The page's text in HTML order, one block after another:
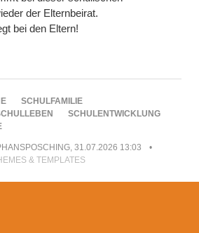
der Elternbeirat.
bei den Eltern!
SCHULFAMILIE
SCHULENTWICKLUNG
31.07.2026 13:03
& TEMPLATES